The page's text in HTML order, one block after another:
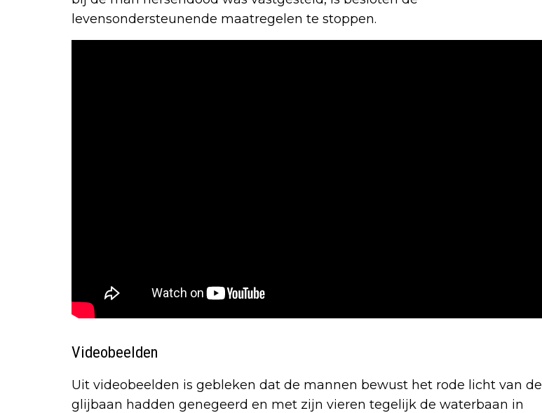
levensondersteunende maatregelen te stoppen.
Videobeelden
Uit videobeelden is gebleken dat de mannen bewust het rode licht van de
glijbaan hadden genegeerd en met zijn vieren tegelijk de waterbaan in